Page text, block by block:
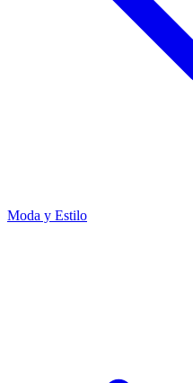
Moda y Estilo